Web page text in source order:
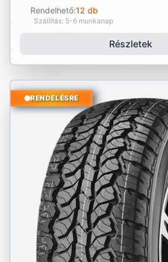
Rendelhető:12 db
Szállítás: 5-6 munkanap
Részletek
RENDELÉSRE